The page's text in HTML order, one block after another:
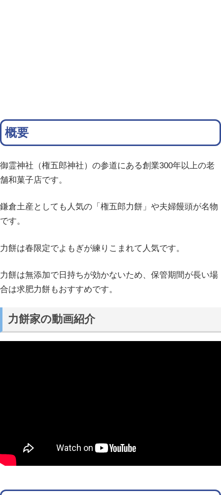
概要
御霊神社（権五郎神社）の参道にある創業300年以上の老
舗和菓子店です。
鎌倉土産としても人気の「権五郎力餅」や夫婦饅頭が名物
です。
力餅は春限定でよもぎが練りこまれて人気です。
力餅は無添加で日持ちが効かないため、保管期間が長い場
合は求肥力餅もおすすめです。
力餅家の動画紹介